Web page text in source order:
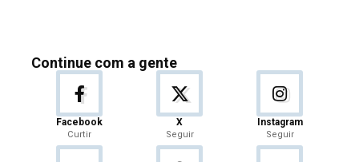
Continue com a gente
Facebook
Curtir
X
Seguir
Instagram
Seguir